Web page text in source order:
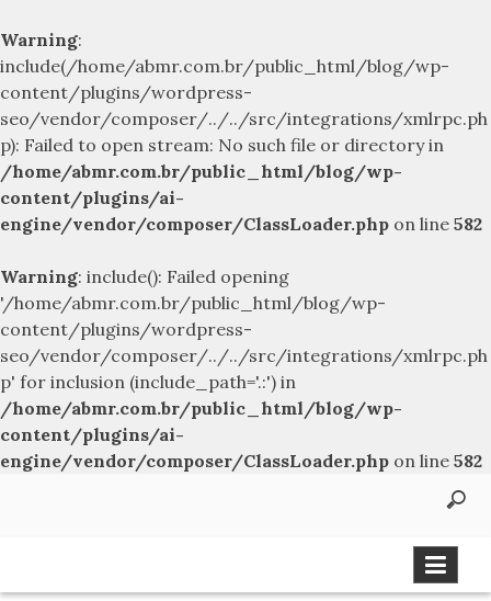
Warning:
include(/home/abmr.com.br/public_html/blog/wp-
content/plugins/wordpress-
seo/vendor/composer/../../src/integrations/xmlrpc.ph
p): Failed to open stream: No such file or directory in
/home/abmr.com.br/public_html/blog/wp-
content/plugins/ai-
engine/vendor/composer/ClassLoader.php on line 582
Warning: include(): Failed opening
'/home/abmr.com.br/public_html/blog/wp-
content/plugins/wordpress-
seo/vendor/composer/../../src/integrations/xmlrpc.ph
p' for inclusion (include_path='.:') in
/home/abmr.com.br/public_html/blog/wp-
content/plugins/ai-
engine/vendor/composer/ClassLoader.php on line 582